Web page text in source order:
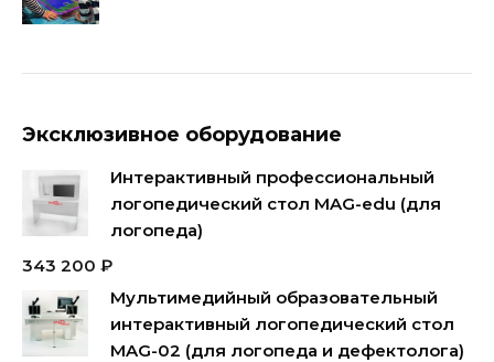
Эксклюзивное оборудование
Интерактивный профессиональный
логопедический стол MAG-edu (для
логопеда)
343 200 ₽
Мультимедийный образовательный
интерактивный логопедический стол
MAG-02 (для логопеда и дефектолога)